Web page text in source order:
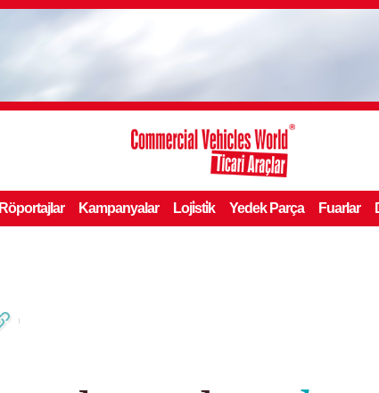
Röportajlar Kampanyalar Loji̇sti̇k Yedek Parça Fuarlar